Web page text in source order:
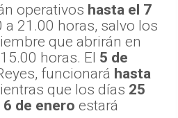
operativos hasta el 7
a 21.00 horas, salvo los
que abrirán en
horas. El 5 de
funcionará hasta
que los días 25
de enero estará